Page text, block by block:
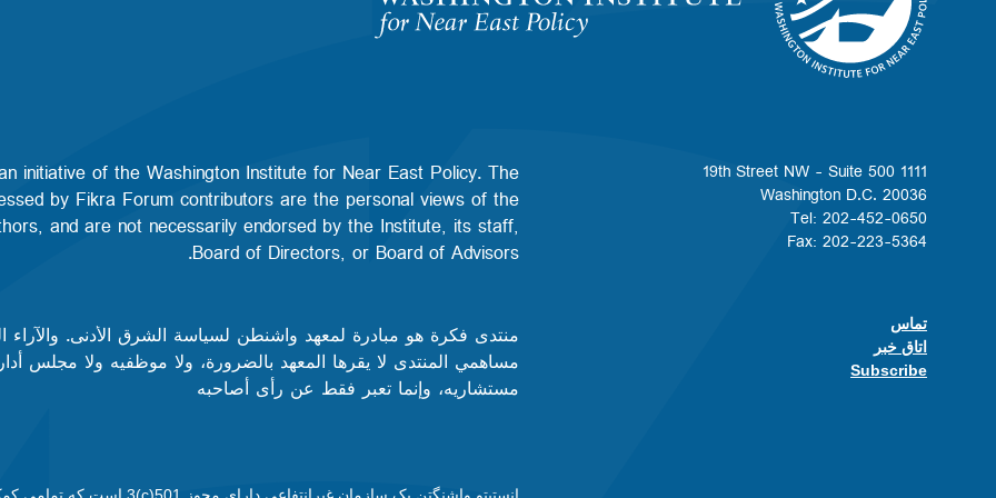
Homepage
1111 19th Street NW - Suite 500
Washington D.C. 20036
Tel: 202-452-0650
Fax: 202-223-5364
Footer contact links
تماس
اتاق خبر
Subscribe
initiative of the Washington Institute for Near East Policy. The
by Fikra Forum contributors are the personal views of the
and are not necessarily endorsed by the Institute, its staff,
Board of Directors, or Board of Advisors.​​
منتدى فكرة هو مبادرة لمعهد واشنطن لسياسة الشرق الأدنى. والآراء
مساهمي المنتدى لا يقرها المعهد بالضرورة، ولا موظفيه ولا مجلس
مستشاريه، وإنما تعبر فقط عن رأى أصاحبه